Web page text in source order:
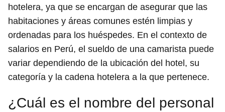
hotelera, ya que se encargan de asegurar que las
habitaciones y áreas comunes estén limpias y
ordenadas para los huéspedes. En el contexto de
salarios en Perú, el sueldo de una camarista puede
variar dependiendo de la ubicación del hotel, su
categoría y la cadena hotelera a la que pertenece.
¿Cuál es el nombre del personal